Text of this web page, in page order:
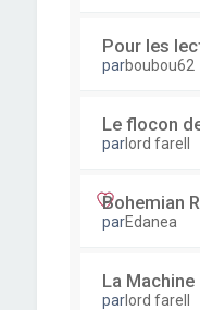
Pour les
parboubou62
Le flocon
parlord farell
Bohemian
parEdanea
La Machine
parlord farell